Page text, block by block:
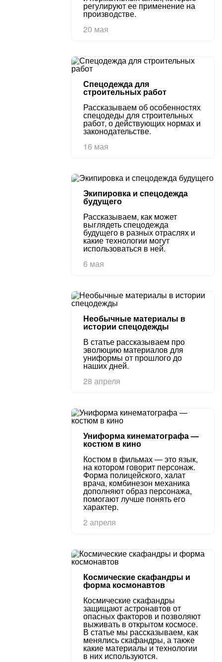
регулируют ее применение на
производстве.
20 мая
Спецодежда для
строительных работ
Рассказываем об особенностях
спецодеды для строительных
работ, о действующих нормах и
законодательстве.
16 мая
Экипировка и спецодежда
будущего
Рассказываем, как может
выглядеть спецодежда
будущего в разных отраслях и
какие технологии могут
использоваться в ней.
6 мая
Необычные материалы в
истории спецодежды
В статье рассказываем про
эволюцию материалов для
униформы от прошлого до
наших дней.
28 апреля
Униформа кинематографа —
костюм в кино
Костюм в фильмах — это язык,
на котором говорит персонаж.
Форма полицейского, халат
врача, комбинезон механика
дополняют образ персонажа,
помогают лучше понять его
характер.
2 апреля
Космические скафандры и
форма космонавтов
Космические скафандры
защищают астронавтов от
опасных факторов и позволяют
выживать в открытом космосе.
В статье мы рассказываем, как
менялись скафандры, а также
какие материалы и технологии
в них используются.